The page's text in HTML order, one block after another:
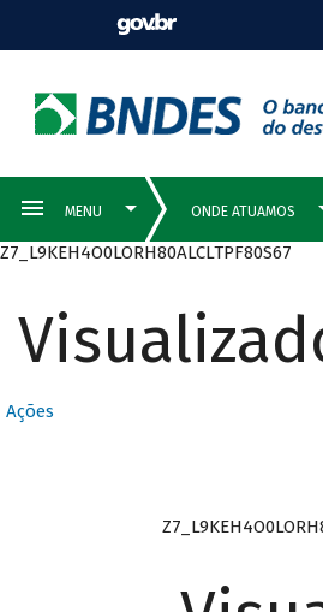
Z7_L9KEH4O0LORH80ALCLTPF80S67
Ações